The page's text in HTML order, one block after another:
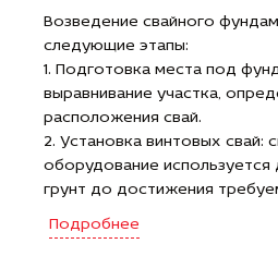
Возведение свайного
следующие этапы:
1. Подготовка места под
выравнивание участка,
расположения свай.
2. Установка винтовых свай:
оборудование используется
грунт до достижения
3. Установка свайных
каждой сваи
Подробнее